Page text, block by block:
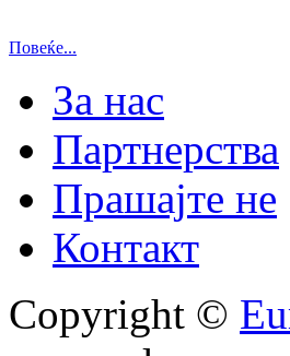
Повеќе...
За нас
Партнерства
Прашајте не
Контакт
Copyright ©